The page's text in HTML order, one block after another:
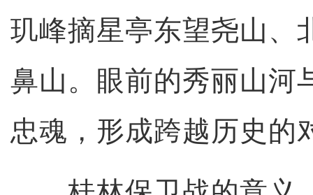
玑峰摘星亭东望尧山、
鼻山。眼前的秀丽山河
忠魂，形成跨越历史的